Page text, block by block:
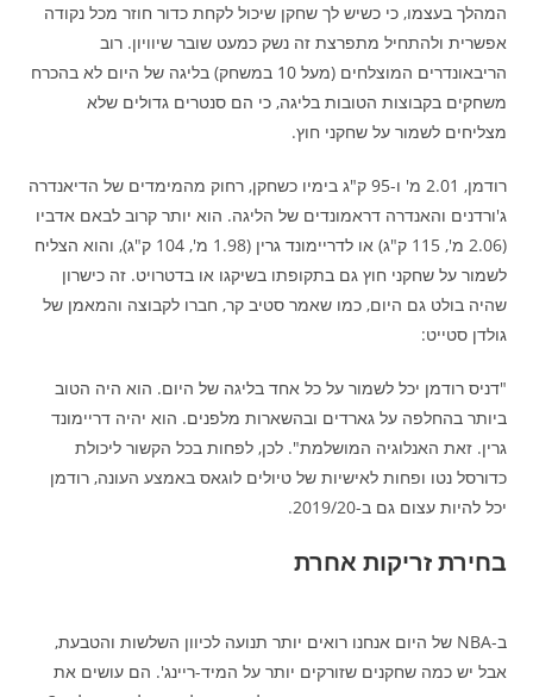
המהלך בעצמו, כי כשיש לך שחקן שיכול לקחת כדור חוזר מכל נקודה
אפשרית ולהתחיל מתפרצת זה נשק כמעט שובר שיוויון. רוב
הריבאונדרים המוצלחים (מעל 10 במשחק) בליגה של היום לא בהכרח
משחקים בקבוצות הטובות בליגה, כי הם סנטרים גדולים שלא
מצליחים לשמור על שחקני חוץ.
רודמן, 2.01 מ' ו-95 ק"ג בימיו כשחקן, רחוק מהמימדים של הדיאנדרה
ג'ורדנים והאנדרה דראמונדים של הליגה. הוא יותר קרוב לבאם אדביו
(2.06 מ', 115 ק"ג) או לדריימונד גרין (1.98 מ', 104 ק"ג), והוא הצליח
לשמור על שחקני חוץ גם בתקופתו בשיקגו או בדטרויט. זה כישרון
שהיה בולט גם היום, כמו שאמר סטיב קר, חברו לקבוצה והמאמן של
גולדן סטייט:
"דניס רודמן יכל לשמור על כל אחד בליגה של היום. הוא היה הטוב
ביותר בהחלפה על גארדים ובהשארות מלפנים. הוא יהיה דריימונד
גרין. זאת האנלוגיה המושלמת". לכן, לפחות בכל הקשור ליכולת
כדורסל נטו ופחות לאישיות של טיולים לוגאס באמצע העונה, רודמן
יכל להיות עצום גם ב-2019/20.
בחירת זריקות אחרת
ב-NBA של היום אנחנו רואים יותר תנועה לכיוון השלשות והטבעת,
אבל יש כמה שחקנים שזורקים יותר על המיד-ריינג'. הם עושים את